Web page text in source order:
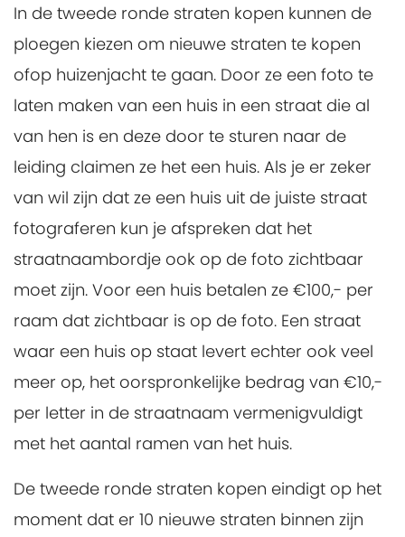
In de tweede ronde straten kopen kunnen de
ploegen kiezen om nieuwe straten te kopen
ofop huizenjacht te gaan. Door ze een foto te
laten maken van een huis in een straat die al
van hen is en deze door te sturen naar de
leiding claimen ze het een huis. Als je er zeker
van wil zijn dat ze een huis uit de juiste straat
fotograferen kun je afspreken dat het
straatnaambordje ook op de foto zichtbaar
moet zijn. Voor een huis betalen ze €100,- per
raam dat zichtbaar is op de foto. Een straat
waar een huis op staat levert echter ook veel
meer op, het oorspronkelijke bedrag van €10,-
per letter in de straatnaam vermenigvuldigt
met het aantal ramen van het huis.
De tweede ronde straten kopen eindigt op het
moment dat er 10 nieuwe straten binnen zijn